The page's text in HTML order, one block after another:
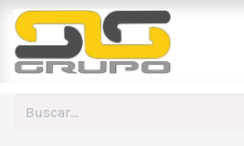
Ir al contenido